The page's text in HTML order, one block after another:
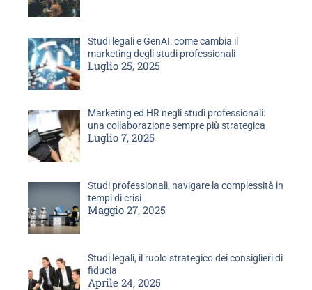
Studi legali e GenAI: come cambia il
marketing degli studi professionali
Luglio 25, 2025
Marketing ed HR negli studi professionali:
una collaborazione sempre più strategica
Luglio 7, 2025
Studi professionali, navigare la complessità in
tempi di crisi
Maggio 27, 2025
Studi legali, il ruolo strategico dei consiglieri di
fiducia
Aprile 24, 2025